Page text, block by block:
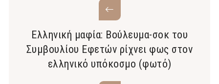
Ελληνική μαφία: Bούλευμα-σοκ του
Συμβουλίου Εφετών ρίχνει φως στον
ελληνικό υπόκοσμο (φωτό)